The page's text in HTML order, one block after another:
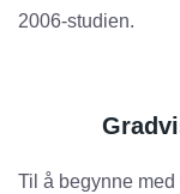
2006-studien.
Til å begynne